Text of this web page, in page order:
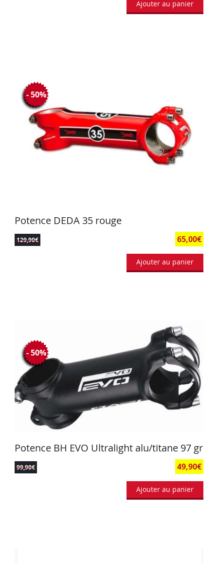
Ajouter au panier
Potence DEDA 35 rouge
129,90€ 65,00€
- 50%
Ajouter au panier
Potence BH EVO Ultralight alu/titane 97 gr
99,90€ 49,90€
- 50%
Ajouter au panier